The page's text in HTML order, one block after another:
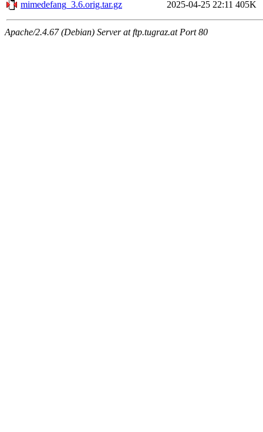
mimedefang_3.6.orig.tar.gz 2025-04-25 22:11 405K
Apache/2.4.67 (Debian) Server at ftp.tugraz.at Port 80